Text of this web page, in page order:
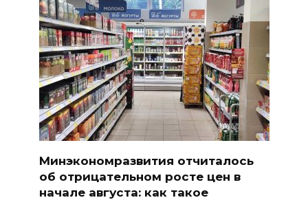
Минэкономразвития отчиталось
об отрицательном росте цен в
начале августа: как такое